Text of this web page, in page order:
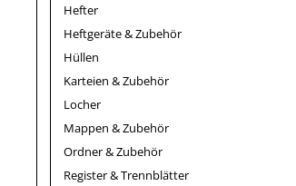
Hefter
Heftgeräte & Zubehör
Hüllen
Karteien & Zubehör
Locher
Mappen & Zubehör
Ordner & Zubehör
Register & Trennblätter